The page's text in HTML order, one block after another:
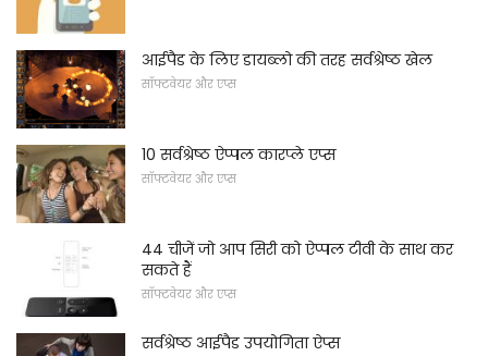
आईपैड के लिए डायब्लो की तरह सर्वश्रेष्ठ खेल
सॉफ्टवेयर और एप्स
10 सर्वश्रेष्ठ ऐप्पल कारप्ले एप्स
सॉफ्टवेयर और एप्स
44 चीजें जो आप सिरी को ऐप्पल टीवी के साथ कर
सकते हैं
सॉफ्टवेयर और एप्स
सर्वश्रेष्ठ आईपैड उपयोगिता ऐप्स